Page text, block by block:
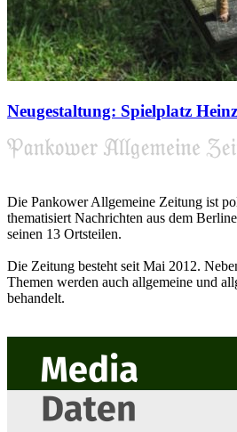
Neugestaltung: Spielplatz
Die Pankower Allgemeine Zeitung ist
thematisiert Nachrichten aus dem
seinen 13 Ortsteilen.
Die Zeitung besteht seit Mai 2012.
Themen werden auch allgemeine und
behandelt.